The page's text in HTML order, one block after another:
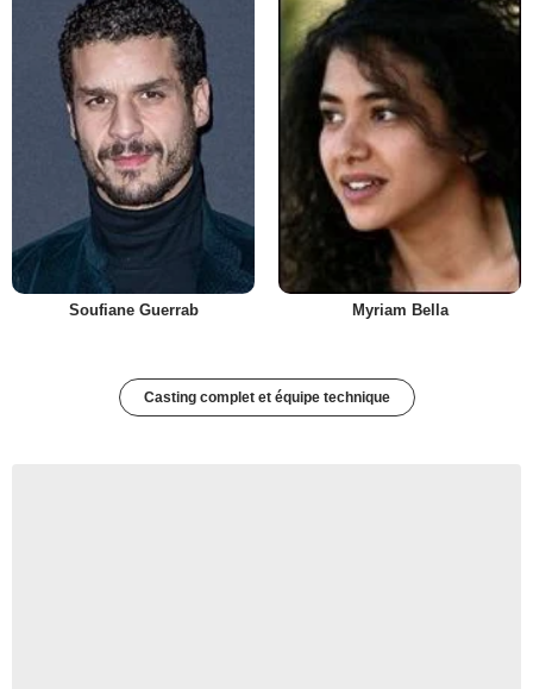
Soufiane Guerrab Myriam Bella
Casting complet et équipe technique